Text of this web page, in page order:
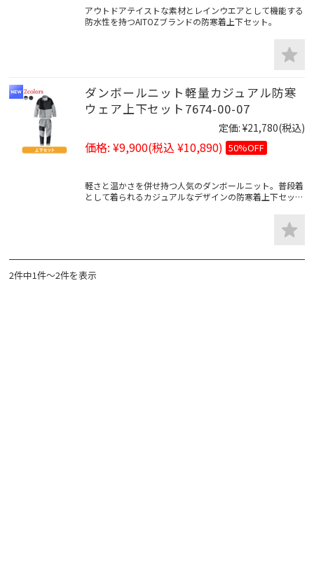
アウトドアテイストな素材とレインウエアとして機能する
防水性を持つAITOZブランドの防寒着上下セット。
ダンボールニット軽量カジュアル防寒
ウェア上下セット7674-00-07
定価: ¥21,780(税込)
価格: ¥9,900(税込 ¥10,890) 50%OFF
軽さと温かさを併せ持つ人気のダンボールニット。普段着
として着られるカジュアルなデザインの防寒着上下セット
2件中1件～2件を表示